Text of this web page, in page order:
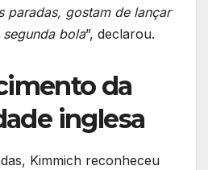
paradas, gostam de lançar
bola”, declarou.
da
inglesa
Kimmich reconheceu